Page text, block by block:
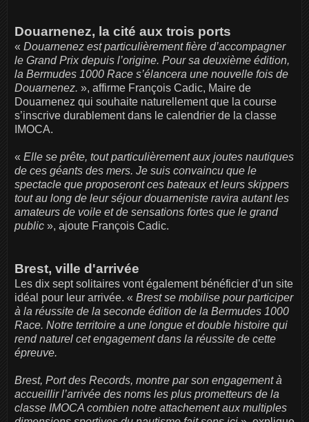
Douarnenez, la cité aux trois ports
« Douarnenez est particulièrement fière d’accompagner
le Grand Prix depuis l’origine. Pour sa deuxième édition,
la Bermudes 1000 Race s’élancera une nouvelle fois de
Douarnenez. », affirme François Cadic, Maire de
Douarnenez qui souhaite naturellement que la course
s’inscrive durablement dans le calendrier de la classe
IMOCA.
« Elle se prête, tout particulièrement aux joutes nautiques
de ces géants des mers. Je suis convaincu que le
spectacle que proposeront ces bateaux et leurs skippers
tout au long de leur séjour douarneniste ravira autant les
amateurs de voile et de sensations fortes que le grand
public », ajoute François Cadic.
Brest, ville d'arrivée
Les dix sept solitaires vont également bénéficier d’un site
idéal pour leur arrivée. « Brest se mobilise pour participer
à la réussite de la seconde édition de la Bermudes 1000
Race. Notre territoire a une longue et double histoire qui
rend naturel cet engagement dans la réussite de cette
épreuve.
Brest, Port des Records, montre par son engagement à
accueillir l’arrivée des noms les plus prometteurs de la
classe IMOCA combien notre attachement aux multiples